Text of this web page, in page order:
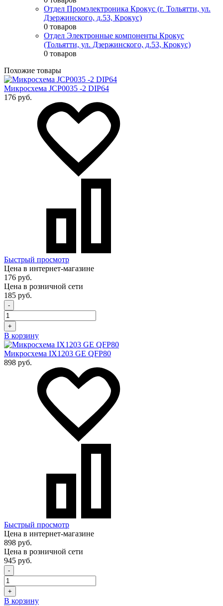
Отдел Промэлектроника Крокус (г. Тольятти, ул.
Дзержинского, д.53, Крокус)
0 товаров
Отдел Электронные компоненты Крокус
(Тольятти, ул. Дзержинского, д.53, Крокус)
0 товаров
Похожие товары
Микросхема JCP0035 -2 DIP64
176 руб.
Быстрый просмотр
Цена в интернет-магазине
176 руб.
Цена в розничной сети
185 руб.
-
+
В корзину
Микросхема IX1203 GE QFP80
898 руб.
Быстрый просмотр
Цена в интернет-магазине
898 руб.
Цена в розничной сети
945 руб.
-
+
В корзину